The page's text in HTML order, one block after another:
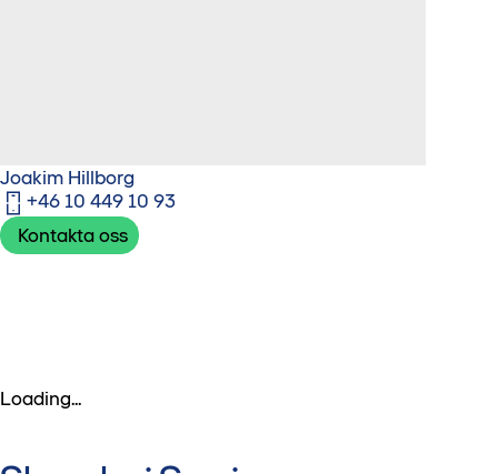
Joakim Hillborg
+46 10 449 10 93
Kontakta oss
Loading...